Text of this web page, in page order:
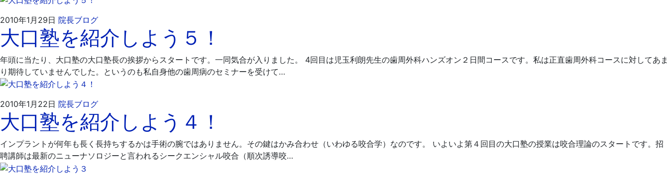
2010年1月29日 院長ブログ2010
年
1
月
29
日
飯
嶋
歯
科
医
院
大口塾を紹介しよう５！
年頭に当たり、大口塾の大口塾長の挨拶からスタートです。一同気合が入りました。 4回目は児玉利朗先生の歯周外科ハンズオン２日間コースです。私は正直歯周外科コースに対してあま
り期待していませんでした。というのも私自身他の歯周病のセミナーを受けて…
2010年1月22日 院長ブログ2010
年
月
22
飯
嶋
歯
科
医
大口塾を紹介しよう４！
インプラントが何年も長く長持ちするかは手術の腕ではありません。その鍵はかみ合わせ（いわゆる咬合学）なのです。 いよいよ第４回目の大口塾の授業は咬合理論のスタートです。招
聘講師は最新のニューナソロジーと言われるシークエンシャル咬合（順次誘導咬…